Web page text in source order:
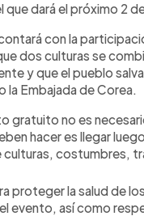
que dará el próximo 2
con la
dos culturas se
y que el pueblo
la Embajada de Corea.
gratuito no es
hacer es llegar
culturas, costumbres,
proteger la salud de
evento, así como